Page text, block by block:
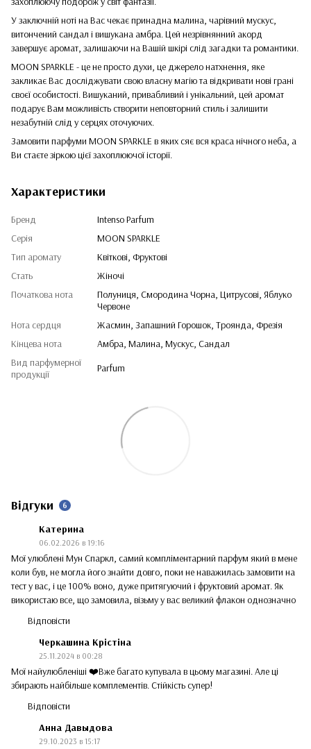
У заключній ноті на Вас чекає принадна малина, чарівний мускус,
витончений сандал і вишукана амбра. Цей незрівнянний акорд
завершує аромат, залишаючи на Вашій шкірі слід загадки та романтики.
MOON SPARKLE - це не просто духи, це джерело натхнення, яке
закликає Вас досліджувати свою власну магію та відкривати нові грані
своєї особистості. Вишуканий, привабливий і унікальний, цей аромат
подарує Вам можливість створити неповторний стиль і залишити
незабутній слід у серцях оточуючих.
Замовити парфуми MOON SPARKLE в яких сяє вся краса нічного неба, а
Ви стаєте зіркою цієї захоплюючої історії.
Характеристики
Бренд
Intenso Parfum
Серія
MOON SPARKLE
Тип аромату
Квіткові, Фруктові
Стать
Жіночі
Початкова нота
Полуниця, Смородина Чорна, Цитрусові, Яблуко
Червоне
Нота сердця
Жасмин, Запашний Горошок, Троянда, Фрезія
Кінцева нота
Амбра, Малина, Мускус, Сандал
Вид парфумерної
продукції
Parfum
Відгуки 6
Катерина
06.02.2026 в 19:16
Мої улюблені Мун Спаркл, самий компліментарний парфум який в мене
коли був, не могла його знайти довго, поки не наважилась замовити на
тест у вас, і це 100% воно, дуже притягуючий і фруктовий аромат. Як
використаю все, що замовила, візьму у вас великий флакон однозначно
Відповісти
Черкашина Крістіна
25.11.2024 в 00:28
Мої найулюбленіші ❤️Вже багато купувала в цьому магазині. Але ці
збирають найбільше комплементів. Стійкість супер!
Відповісти
Анна Давыдова
29.10.2023 в 15:17